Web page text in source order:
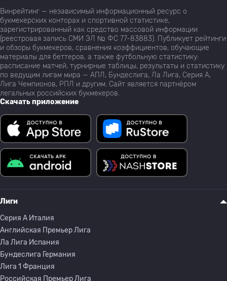
Винрейтинг — независимый информационный ресурс о
букмекерских конторах и спортивной статистике,
зарегистрированный как средство массовой информации
(реестровая запись СМИ ЭЛ № ФС 77-83883). Публикует рейтинги
и обзоры букмекеров, сравнения коэффициентов, обучающие
материалы для беттеров, а также футбольную статистику:
расписание матчей, турнирные таблицы, результаты и статистику
по ведущим лигам мира — АПЛ, Бундеслига, Ла Лига, Серия А,
Лига Чемпионов, РПЛ и другим. Сайт является партнёром
легальных российских букмекеров.
Скачать приложение
Лиги
Серия A Италия
Английская Премьер Лига
Ла Лига Испания
Бундеслига Германия
Лига 1 Франция
Российская Премьер Лига